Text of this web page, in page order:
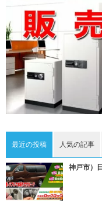
最近の投稿 人気の記事
神戸市）